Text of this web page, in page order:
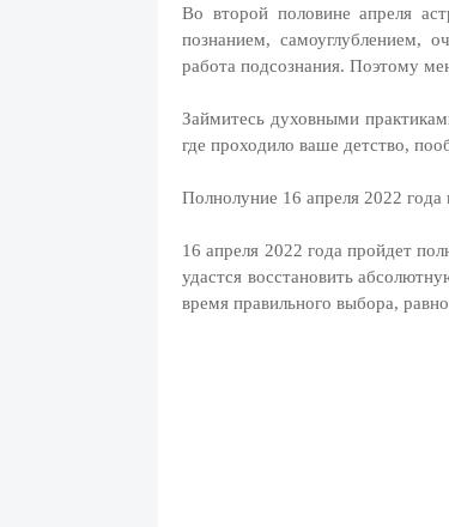
Во второй половине апреля
познанием,
работа подсознания. Поэтому
Займитесь духовными
где проходило ваше детство,
Полнолуние 16 апреля 2022 года
16 апреля 2022 года пройдет
удастся восстановить
время правильного выбора,